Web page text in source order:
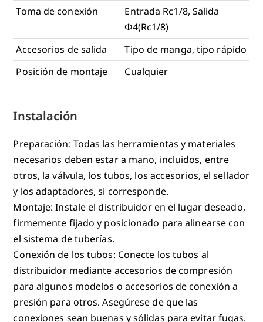
Toma de conexión
Entrada Rc1/8, Salida
Φ4(Rc1/8)
Accesorios de salida
Tipo de manga, tipo rápido
Posición de montaje
Cualquier
Instalación
Preparación: Todas las herramientas y materiales
necesarios deben estar a mano, incluidos, entre
otros, la válvula, los tubos, los accesorios, el sellador
y los adaptadores, si corresponde.
Montaje: Instale el distribuidor en el lugar deseado,
firmemente fijado y posicionado para alinearse con
el sistema de tuberías.
Conexión de los tubos: Conecte los tubos al
distribuidor mediante accesorios de compresión
para algunos modelos o accesorios de conexión a
presión para otros. Asegúrese de que las
conexiones sean buenas y sólidas para evitar fugas.